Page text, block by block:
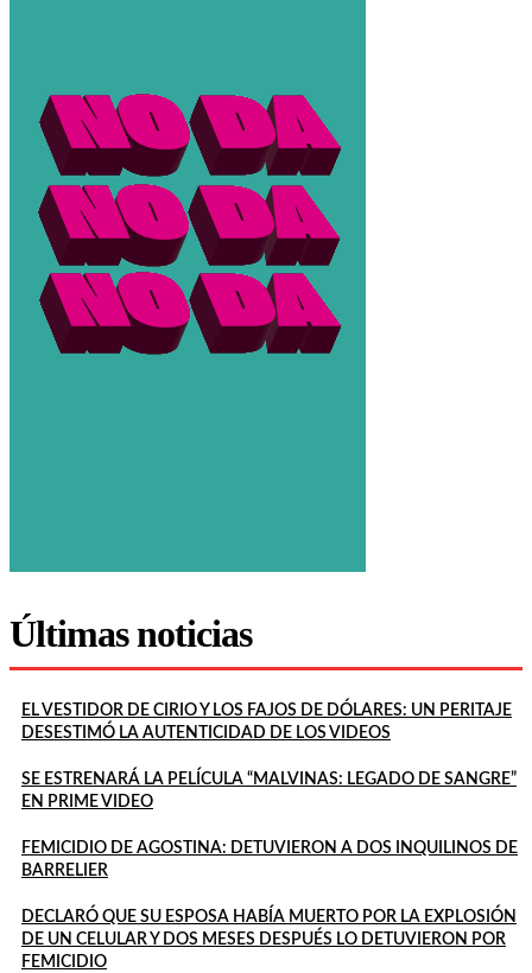
Últimas noticias
EL VESTIDOR DE CIRIO Y LOS FAJOS DE DÓLARES: UN PERITAJE
DESESTIMÓ LA AUTENTICIDAD DE LOS VIDEOS
SE ESTRENARÁ LA PELÍCULA “MALVINAS: LEGADO DE SANGRE”
EN PRIME VIDEO
FEMICIDIO DE AGOSTINA: DETUVIERON A DOS INQUILINOS DE
BARRELIER
DECLARÓ QUE SU ESPOSA HABÍA MUERTO POR LA EXPLOSIÓN
DE UN CELULAR Y DOS MESES DESPUÉS LO DETUVIERON POR
FEMICIDIO